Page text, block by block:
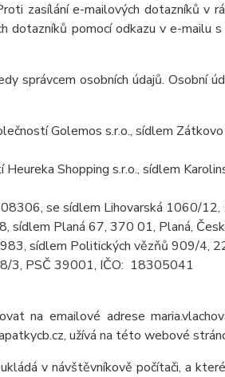
zasílání e-mailových dotazníků v
pomocí odkazu v e-mailu
správcem osobních údajů. Osobní
Golemos s.r.o., sídlem
Shopping s.r.o., sídlem
se sídlem Lihovarská 1060/
sídlem Planá 67, 370 01, Planá,
sídlem Politických vězňů 909/4,
3, PSČ 39001, IČO: 18305041
na emailové adrese
užívá na této webové
v návštěvníkově počítači, a